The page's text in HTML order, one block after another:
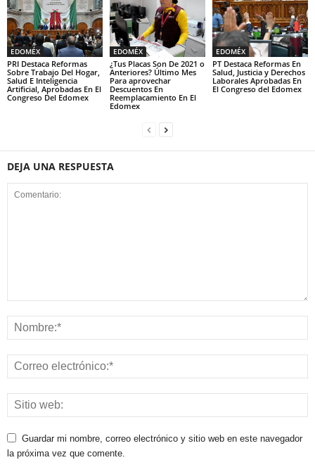
EDOMÉX
PRI Destaca Reformas
Sobre Trabajo Del Hogar,
Salud E Inteligencia
Artificial, Aprobadas En El
Congreso Del Edomex
EDOMÉX
¿Tus Placas Son De 2021 o
Anteriores? Último Mes
Para aprovechar
Descuentos En
Reemplacamiento En El
Edomex
EDOMÉX
PT Destaca Reformas En
Salud, Justicia y Derechos
Laborales Aprobadas En
El Congreso del Edomex
DEJA UNA RESPUESTA
Guardar mi nombre, correo electrónico y sitio web en este navegador
la próxima vez que comente.